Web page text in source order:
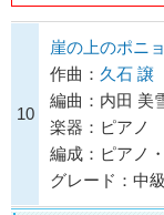
10
崖の上のポニョ
作曲： 久石 譲
編曲：内田 美
楽器：ピアノ
編成：ピアノ
グレード：中級